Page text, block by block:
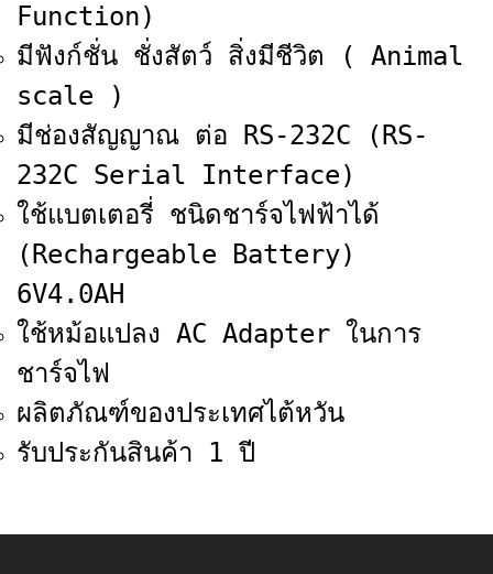
Function)
มีฟังก์ชั่น ชั่งสัตว์ สิ่งมีชีวิต ( Animal
scale )
มีช่องสัญญาณ ต่อ RS-232C (RS-
232C Serial Interface)
ใช้แบตเตอรี่ ชนิดชาร์จไฟฟ้าได้
(Rechargeable Battery)
6V4.0AH
ใช้หม้อแปลง AC Adapter ในการ
ชาร์จไฟ
ผลิตภัณฑ์ของประเทศไต้หวัน
รับประกันสินค้า 1 ปี